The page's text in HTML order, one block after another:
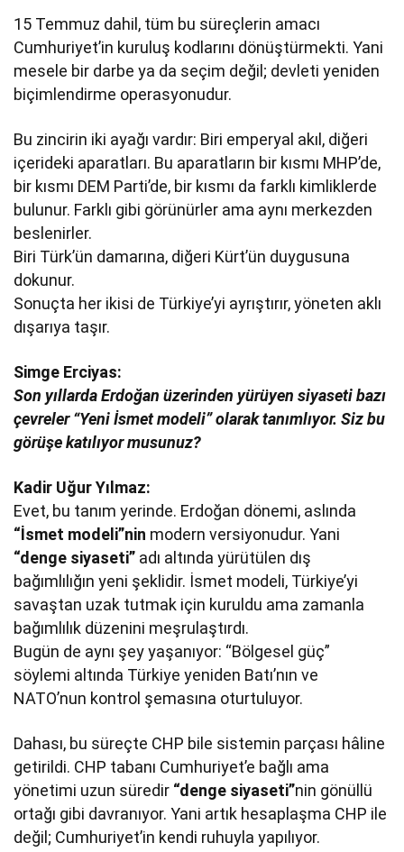
15 Temmuz dahil, tüm bu süreçlerin amacı
Cumhuriyet’in kuruluş kodlarını dönüştürmekti. Yani
mesele bir darbe ya da seçim değil; devleti yeniden
biçimlendirme operasyonudur.
Bu zincirin iki ayağı vardır: Biri emperyal akıl, diğeri
içerideki aparatları. Bu aparatların bir kısmı MHP’de,
bir kısmı DEM Parti’de, bir kısmı da farklı kimliklerde
bulunur. Farklı gibi görünürler ama aynı merkezden
beslenirler.
Biri Türk’ün damarına, diğeri Kürt’ün duygusuna
dokunur.
Sonuçta her ikisi de Türkiye’yi ayrıştırır, yöneten aklı
dışarıya taşır.
Simge Erciyas:
Son yıllarda Erdoğan üzerinden yürüyen siyaseti bazı
çevreler “Yeni İsmet modeli” olarak tanımlıyor. Siz bu
görüşe katılıyor musunuz?
Kadir Uğur Yılmaz:
Evet, bu tanım yerinde. Erdoğan dönemi, aslında
“İsmet modeli”nin modern versiyonudur. Yani
“denge siyaseti” adı altında yürütülen dış
bağımlılığın yeni şeklidir. İsmet modeli, Türkiye’yi
savaştan uzak tutmak için kuruldu ama zamanla
bağımlılık düzenini meşrulaştırdı.
Bugün de aynı şey yaşanıyor: “Bölgesel güç”
söylemi altında Türkiye yeniden Batı’nın ve
NATO’nun kontrol şemasına oturtuluyor.
Dahası, bu süreçte CHP bile sistemin parçası hâline
getirildi. CHP tabanı Cumhuriyet’e bağlı ama
yönetimi uzun süredir “denge siyaseti”nin gönüllü
ortağı gibi davranıyor. Yani artık hesaplaşma CHP ile
değil; Cumhuriyet’in kendi ruhuyla yapılıyor.